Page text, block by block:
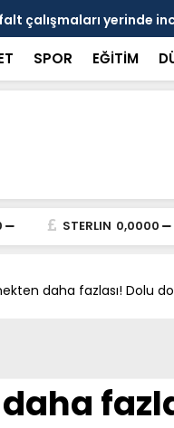
çalışmaları yerinde
SPOR EĞİTİM
STERLIN 0,0000
daha fazlası! Dolu